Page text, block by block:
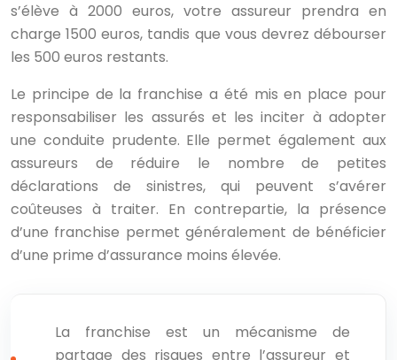
s’élève à 2000 euros, votre assureur prendra en
charge 1500 euros, tandis que vous devrez débourser
les 500 euros restants.
Le principe de la franchise a été mis en place pour
responsabiliser les assurés et les inciter à adopter
une conduite prudente. Elle permet également aux
assureurs de réduire le nombre de petites
déclarations de sinistres, qui peuvent s’avérer
coûteuses à traiter. En contrepartie, la présence
d’une franchise permet généralement de bénéficier
d’une prime d’assurance moins élevée.
La franchise est un mécanisme de
partage des risques entre l’assureur et